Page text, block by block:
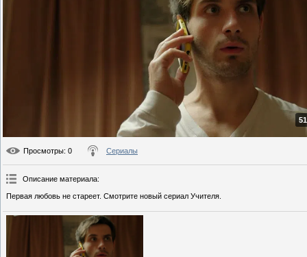
Просмотры: 0 Сериалы
Описание материала:
Первая любовь не стареет. Смотрите новый сериал Учителя.